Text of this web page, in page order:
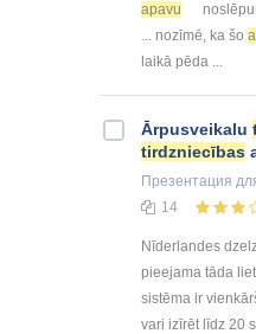
apavu
... nozīmē, ka šo
laikā pēda ...
Ārpusveikalu
tirdzniecības
Презентация
14
Nīderlandes
pieejama tāda
sistēma ir
vari izīrēt līdz 20